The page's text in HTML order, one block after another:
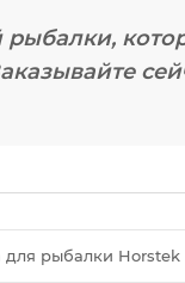
рыбалки Horstek